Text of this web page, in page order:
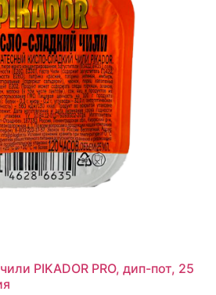
PIKADOR PRO, дип-пот, 25